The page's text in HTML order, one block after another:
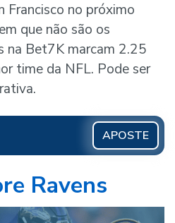
Francisco no próximo
que não são os
na Bet7K marcam 2.25
time da NFL. Pode ser
APOSTE
Ravens